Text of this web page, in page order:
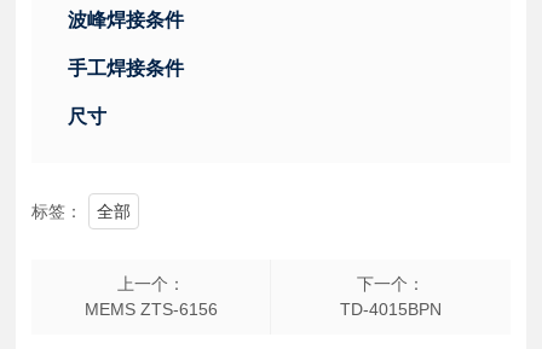
波峰焊接条件
手工焊接条件
尺寸
标签： 全部
上一个：
MEMS ZTS-6156
下一个：
TD-4015BPN